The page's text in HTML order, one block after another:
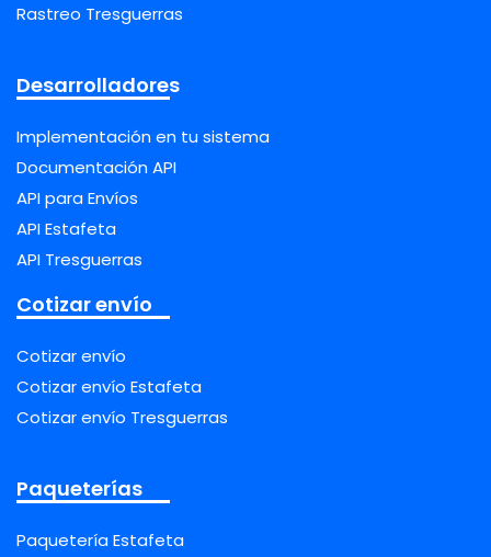
Rastreo Tresguerras
Desarrolladores
Implementación en tu sistema
Documentación API
API para Envíos
API Estafeta
API Tresguerras
Cotizar envío
Cotizar envío
Cotizar envío Estafeta
Cotizar envío Tresguerras
Paqueterías
Paquetería Estafeta